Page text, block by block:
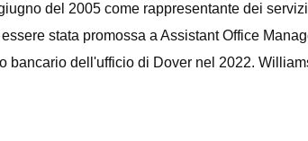
del 2005 come rappresentante dei
stata promossa a Assistant Office
dell'ufficio di Dover nel 2022.